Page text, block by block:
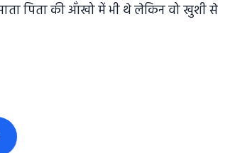
पिता की आँखो में भी थे लेकिन वो खुशी से